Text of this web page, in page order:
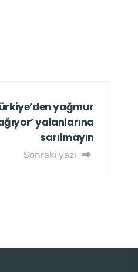
yağmur
yalanlarına
sarılmayın
Sonraki yazı